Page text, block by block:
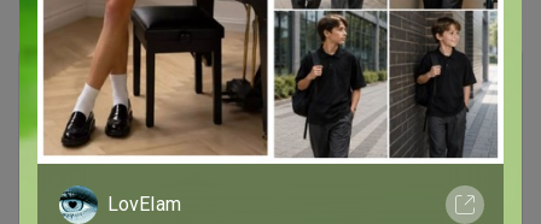
LovEIam